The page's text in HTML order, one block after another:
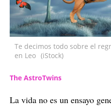
Te decimos todo sobre el
en Leo (iStock)
The AstroTwins
La vida no es un ensayo